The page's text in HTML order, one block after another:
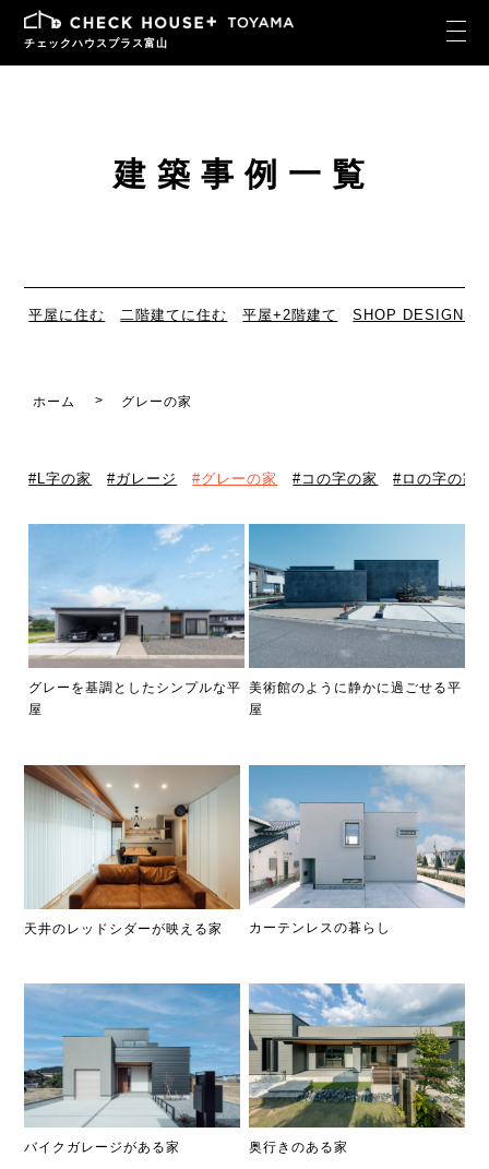
チェックハウスプラス富山
建築事例一覧
平屋に住む 二階建てに住む 平屋+2階建て SHOP DESIGN（
ホーム グレーの家
L字の家 ガレージ グレーの家 コの字の家 ロの字の家
グレーを基調としたシンプルな平
屋
美術館のように静かに過ごせる平
屋
天井のレッドシダーが映える家 カーテンレスの暮らし
バイクガレージがある家 奥行きのある家